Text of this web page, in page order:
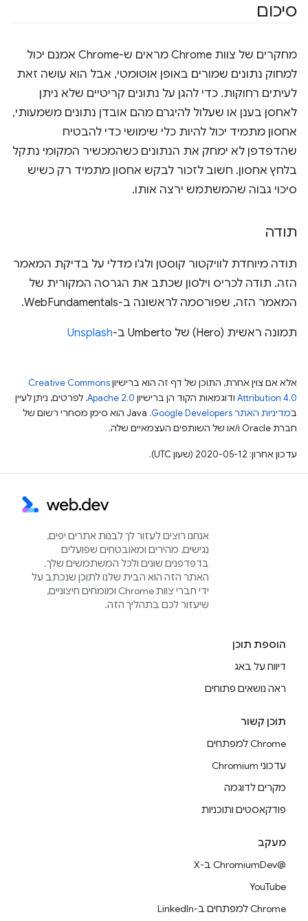
סיכום
מחקרים של צוות Chrome מראים ש-Chrome אמנם יכול
למחוק נתונים שמורים באופן אוטומטי, אבל הוא עושה זאת
לעיתים רחוקות. כדי להגן על נתונים קריטיים שלא ניתן
לאחסן בענן או שעלול להיגרם מהם אובדן נתונים משמעותי,
אחסון מתמיד יכול להיות כלי שימושי כדי להבטיח
שהדפדפן לא ימחק את הנתונים כשהמכשיר המקומי נתקל
בלחץ אחסון. חשוב לזכור לבקש אחסון מתמיד רק כשיש
סיכוי גבוה שהמשתמש ירצה אותו.
תודה
תודה מיוחדת לוויקטור קוסטן ולג'ו מדלי על בדיקת המאמר
הזה. תודה לכריס וילסון שכתב את הגרסה המקורית של
המאמר הזה, שפורסמה לראשונה ב-WebFundamentals.
תמונה ראשית (Hero) של Umberto ב- Unsplash
אלא אם צוין אחרת, התוכן של דף זה הוא ברישיוןCreative Commons
Attribution 4.0 ודוגמאות הקוד הן ברישיון Apache 2.0. לפרטים, ניתן לעיין
במדיניות האתר Google Developers‏
.‏ Java הוא סימן מסחרי רשום של
חברת Oracle ו/או של השותפים העצמאיים שלה.
עדכון אחרון: 2020-05-12 (שעון UTC).
אנחנו רוצים לעזור לך לבנות אתרים יפים,
נגישים, מהירים ומאובטחים שפועלים
בדפדפנים שונים ולכל המשתמשים שלך.
האתר הזה הוא הבית שלנו לתוכן שנכתב על
ידי חברי צוות Chrome ומומחים חיצוניים,
שיעזור לכם בתהליך הזה.
הוספת תוכן
דיווח על באג
ראה נושאים פתוחים
תוכן קשור
Chrome למפתחים
עדכוני Chromium
מקרים לדוגמה
פודקאסטים ותוכניות
מעקב
@ChromiumDev ב-X
YouTube
Chrome למפתחים ב-LinkedIn